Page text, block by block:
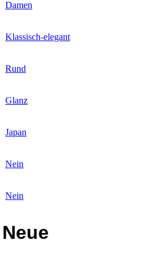
Damen
Klassisch-elegant
Rund
Glanz
Japan
Nein
Nein
Neue